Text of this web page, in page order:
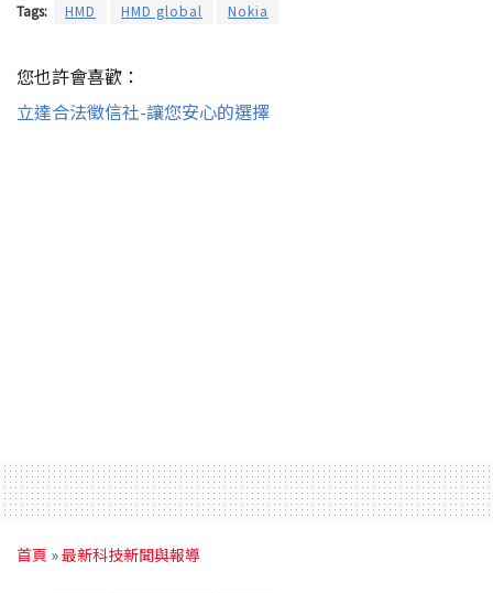
Tags: HMD HMD global Nokia
您也許會喜歡：
立達合法徵信社-讓您安心的選擇
首頁 »最新科技新聞與報導